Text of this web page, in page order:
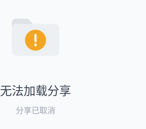
无法加载分享
分享已取消